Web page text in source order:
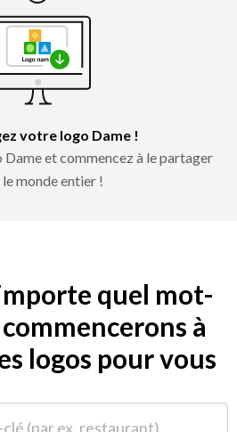
votre logo Dame !
et commencez à le partager
monde entier !
quel mot-
à
logos pour vous